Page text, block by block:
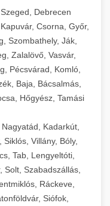
Debrecen
Csorna, Győr,
Szombathely, Ják,
Zalalövő, Vasvár,
Pécsvárad, Komló,
Baja, Bácsalmás,
Hőgyész, Tamási
Kadarkút,
Villány, Bóly,
Tab, Lengyeltóti,
Solt, Szabadszállás,
Ráckeve,
Siófok,